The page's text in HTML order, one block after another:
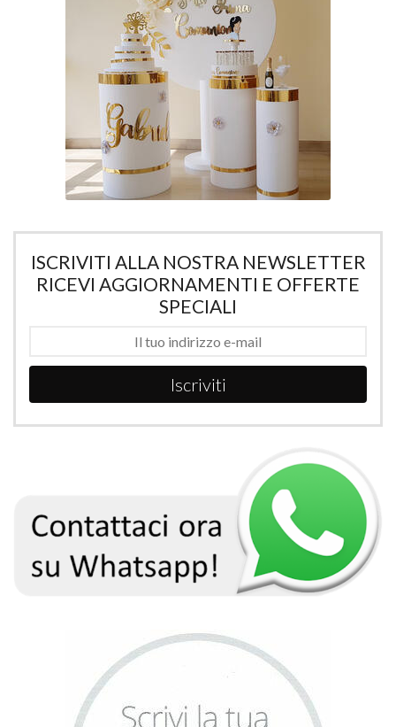
ISCRIVITI ALLA NOSTRA NEWSLETTER
RICEVI AGGIORNAMENTI E OFFERTE
SPECIALI
Iscriviti